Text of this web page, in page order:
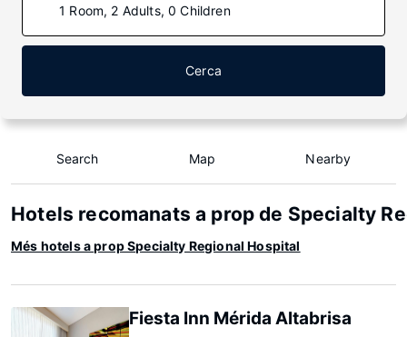
1 Room, 2 Adults, 0 Children
Cerca
Search Map Nearby
Hotels recomanats a prop de Specialty
Més hotels a prop Specialty Regional Hospital
Fiesta Inn Mérida Altabrisa